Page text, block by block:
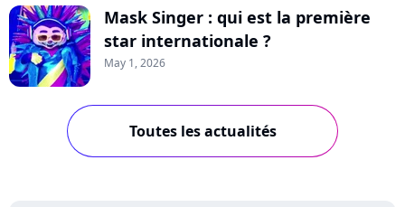
Mask Singer : qui est la première
star internationale ?
May 1, 2026
Toutes les actualités